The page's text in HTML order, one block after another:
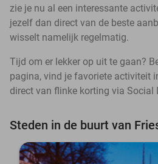
zie je nu al een interessante
jezelf dan direct van de beste
wisselt namelijk regelmatig.
Tijd om er lekker op uit te gaan?
pagina, vind je favoriete activiteit
direct van flinke korting via Social
Steden in de buurt van